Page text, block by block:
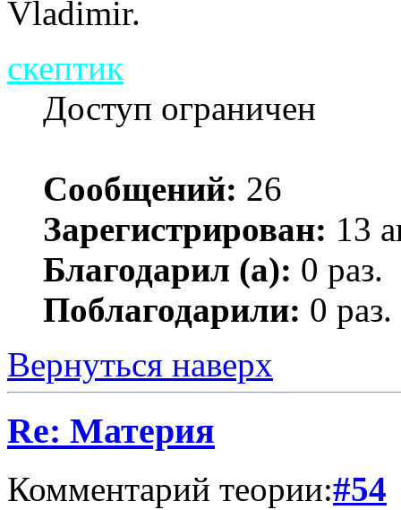
Vladimir.
скептик
Доступ ограничен
Сообщений: 26
Зарегистрирован: 13
Благодарил (а): 0 раз.
Поблагодарили: 0 раз.
Вернуться наверх
Re: Материя
Комментарий теории:#54